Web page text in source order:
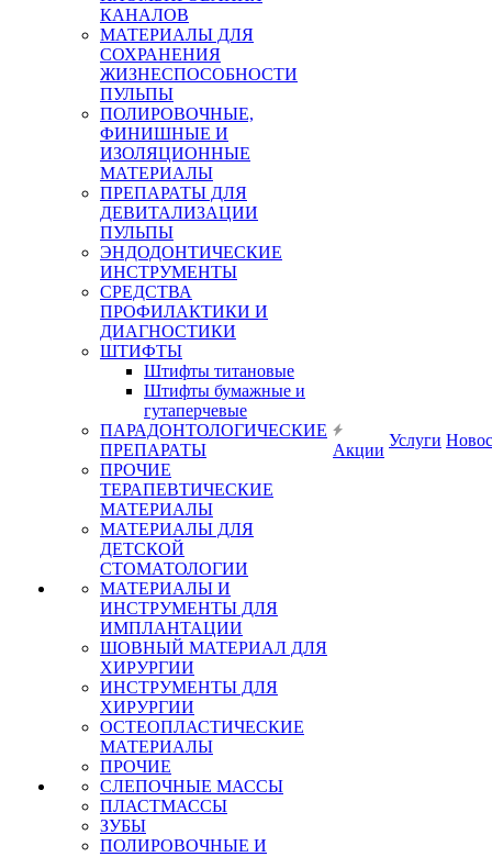
КАНАЛОВ
МАТЕРИАЛЫ ДЛЯ
СОХРАНЕНИЯ
ЖИЗНЕСПОСОБНОСТИ
ПУЛЬПЫ
ПОЛИРОВОЧНЫЕ,
ФИНИШНЫЕ И
ИЗОЛЯЦИОННЫЕ
МАТЕРИАЛЫ
ПРЕПАРАТЫ ДЛЯ
ДЕВИТАЛИЗАЦИИ
ПУЛЬПЫ
ЭНДОДОНТИЧЕСКИЕ
ИНСТРУМЕНТЫ
СРЕДСТВА
ПРОФИЛАКТИКИ И
ДИАГНОСТИКИ
ШТИФТЫ
Штифты титановые
Штифты бумажные и
гутаперчевые
ПАРАДОНТОЛОГИЧЕСКИЕ
ПРЕПАРАТЫ
ПРОЧИЕ
ТЕРАПЕВТИЧЕСКИЕ
МАТЕРИАЛЫ
МАТЕРИАЛЫ ДЛЯ
ДЕТСКОЙ
СТОМАТОЛОГИИ
МАТЕРИАЛЫ И
ИНСТРУМЕНТЫ ДЛЯ
ИМПЛАНТАЦИИ
ШОВНЫЙ МАТЕРИАЛ ДЛЯ
ХИРУРГИИ
ИНСТРУМЕНТЫ ДЛЯ
ХИРУРГИИ
ОСТЕОПЛАСТИЧЕСКИЕ
МАТЕРИАЛЫ
ПРОЧИЕ
СЛЕПОЧНЫЕ МАССЫ
ПЛАСТМАССЫ
ЗУБЫ
ПОЛИРОВОЧНЫЕ И
Акции
Услуги